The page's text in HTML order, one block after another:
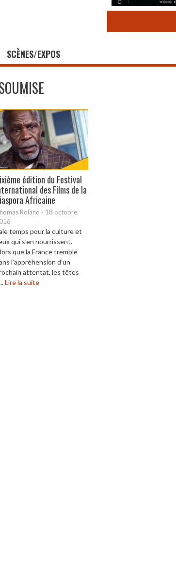
SCÈNES/EXPOS
édition du Festival
des Films de la
Africaine
Roland - 18 octobre
temps pour la culture et
qui s’en nourrissent.
que la France tremble
l’appréhension d’un
attentat, les têtes
Lire la suite